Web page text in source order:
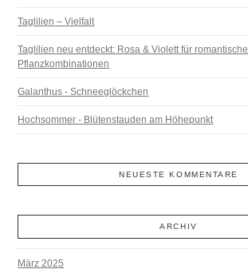
Taglilien – Vielfalt
Taglilien neu entdeckt: Rosa & Violett für romantische
Pflanzkombinationen
Galanthus - Schneeglöckchen
Hochsommer - Blütenstauden am Höhepunkt
NEUESTE KOMMENTARE
ARCHIV
März 2025